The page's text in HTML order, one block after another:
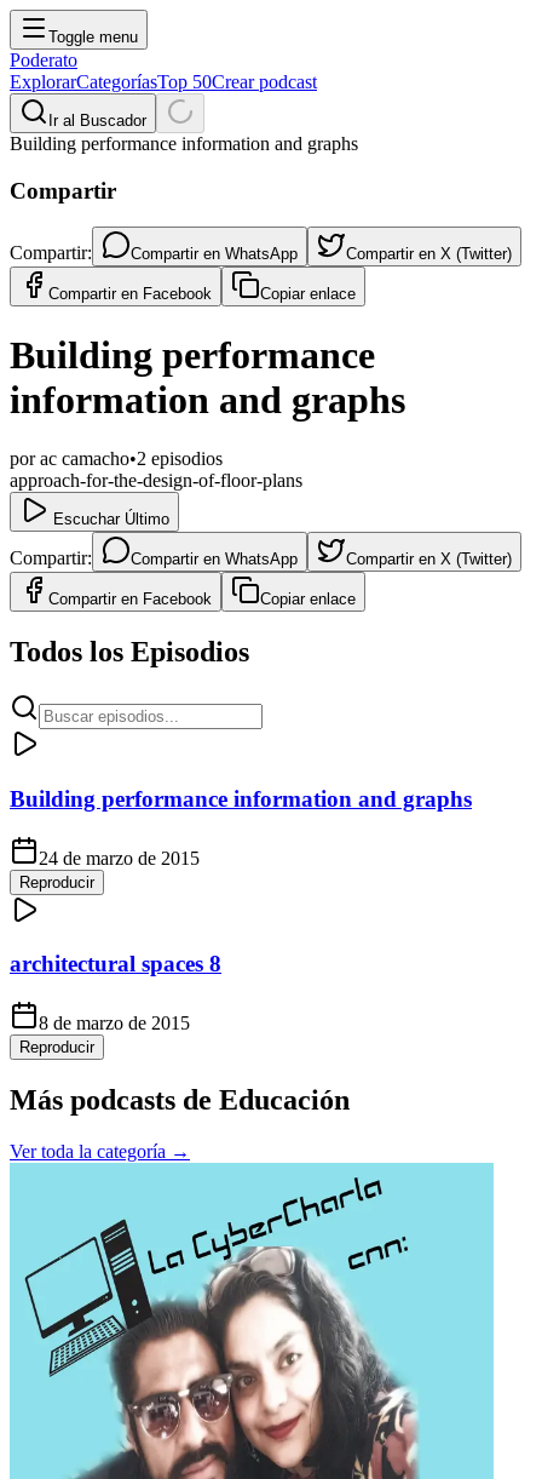
Toggle menu
Poderato
ExplorarCategoríasTop 50Crear podcast
Ir al Buscador
Building performance information and graphs
Compartir
Compartir: Compartir en WhatsApp Compartir en X (Twitter)
Compartir en Facebook Copiar enlace
Building performance
information and graphs
porac camacho•2 episodios
approach-for-the-design-of-floor-plans
Escuchar Último
Compartir: Compartir en WhatsApp Compartir en X (Twitter)
Compartir en Facebook Copiar enlace
Todos los Episodios
Building performance information and graphs
24 de marzo de 2015
Reproducir
architectural spaces 8
8 de marzo de 2015
Reproducir
Más podcasts de Educación
Ver toda la categoría →